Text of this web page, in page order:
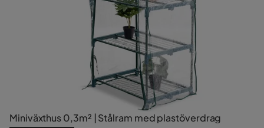
Miniväxthus 0,3m² | Stålram med plastöverdrag